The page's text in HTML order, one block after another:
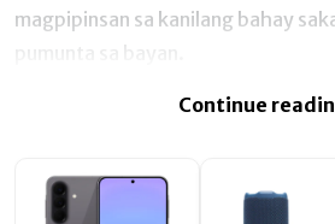
magpipinsan sa kanilang bahay
Continue